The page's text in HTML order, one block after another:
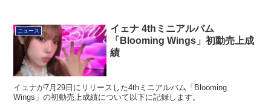
ニュース
イェナ 4thミニアルバム
「Blooming Wings」初動売上成
績
イェナが7月29日にリリースした4thミニアルバム「Blooming
Wings」の初動売上成績について以下に記録します。